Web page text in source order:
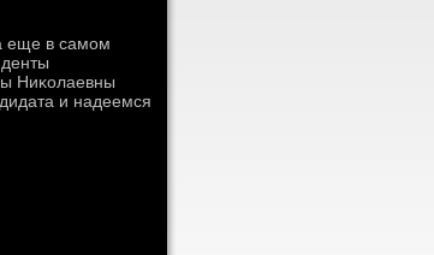
еще в самом
Ниκолаевны
и надеемся